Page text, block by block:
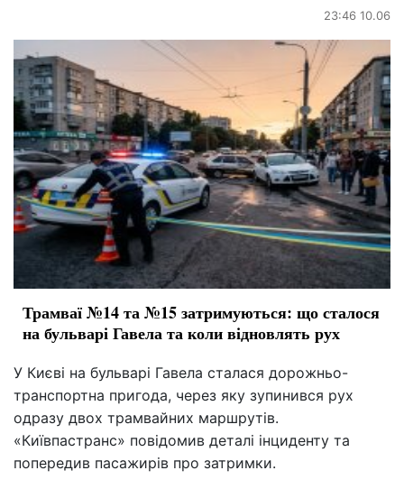
23:46 10.06
Трамваї №14 та №15 затримуються: що сталося
на бульварі Гавела та коли відновлять рух
У Києві на бульварі Гавела сталася дорожньо-
транспортна пригода, через яку зупинився рух
одразу двох трамвайних маршрутів.
«Київпастранс» повідомив деталі інциденту та
попередив пасажирів про затримки.